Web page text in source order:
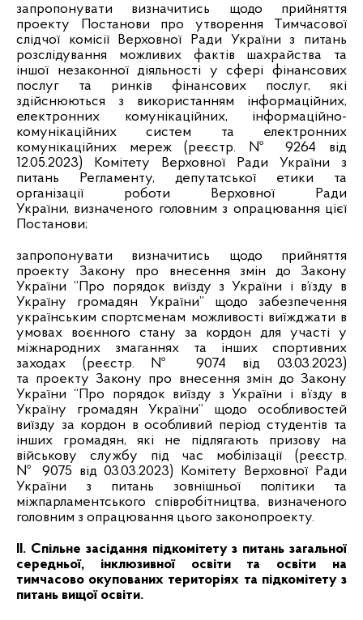
запропонувати визначитись щодо прийняття
проекту Постанови про утворення Тимчасової
слідчої комісії Верховної Ради України з питань
розслідування можливих фактів шахрайства та
іншої незаконної діяльності у сфері фінансових
послуг та ринків фінансових послуг, які
здійснюються з використанням інформаційних,
електронних комунікаційних, інформаційно-
комунікаційних систем та електронних
комунікаційних мереж (реєстр. № 9264 від
12.05.2023) Комітету Верховної Ради України з
питань Регламенту, депутатської етики та
організації роботи Верховної Ради
України, визначеного головним з опрацювання цієї
Постанови;
запропонувати визначитись щодо прийняття
проекту Закону про внесення змін до Закону
України “Про порядок виїзду з України і в’їзду в
Україну громадян України” щодо забезпечення
українським спортсменам можливості виїжджати в
умовах воєнного стану за кордон для участі у
міжнародних змаганнях та інших спортивних
заходах (реєстр. № 9074 від 03.03.2023)
та проекту Закону про внесення змін до Закону
України “Про порядок виїзду з України і в’їзду в
Україну громадян України” щодо особливостей
виїзду за кордон в особливий період студентів та
інших громадян, які не підлягають призову на
військову службу під час мобілізації (реєстр.
№ 9075 від 03.03.2023) Комітету Верховної Ради
України з питань зовнішньої політики та
міжпарламентського співробітництва, визначеного
головним з опрацювання цього законопроекту.
ІІ. Спільне засідання підкомітету з питань загальної
середньої, інклюзивної освіти та освіти на
тимчасово окупованих територіях та підкомітету з
питань вищої освіти.